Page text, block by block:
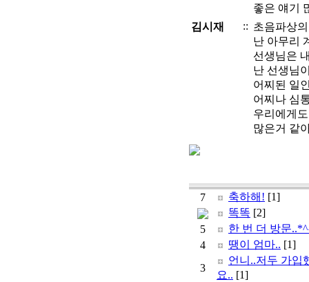
좋은 얘기
김시재
:: 초음파상
난 아무리
선생님은
난 선생님
어찌된 일
어찌나 심
우리에게
많은거 같
7 축하해! [1]
똑똑 [2]
5
한 번 더 방문
4
땡이 엄마.. [1]
3
언니..저두 가입
요.. [1]